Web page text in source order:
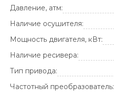
Давление, атм:
Наличие осушителя:
Мощность двигателя, кВт:
Наличие ресивера:
Тип привода:
Частотный преобразователь: